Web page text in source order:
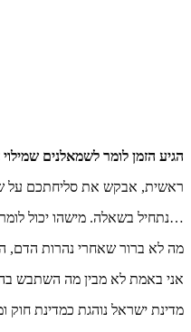
הגיע הזמן לומר לשמאלנים
ראשית, אבקש את סליחתכם על
…נתחיל בשאלה. מישהו יכול
מה לא ברור שאחרי נהרות הדם,
אני באמת לא מבין מה השתבש
מדינת ישראל נוהגת כמדינת